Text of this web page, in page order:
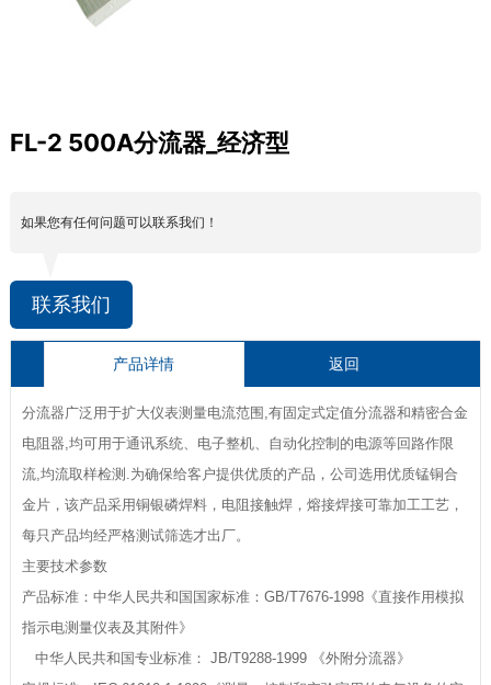
FL-2 500A分流器_经济型
如果您有任何问题可以联系我们！
联系我们
产品详情 返回
分流器广泛用于扩大仪表测量电流范围,有固定式定值分流器和精密合金
电阻器,均可用于通讯系统、电子整机、自动化控制的电源等回路作限
流,均流取样检测.为确保给客户提供优质的产品，公司选用优质锰铜合
金片，该产品采用铜银磷焊料，电阻接触焊，熔接焊接可靠加工工艺，
每只产品均经严格测试筛选才出厂。
主要技术参数
产品标准：中华人民共和国国家标准：GB/T7676-1998《直接作用模拟
指示电测量仪表及其附件》
中华人民共和国专业标准： JB/T9288-1999 《外附分流器》